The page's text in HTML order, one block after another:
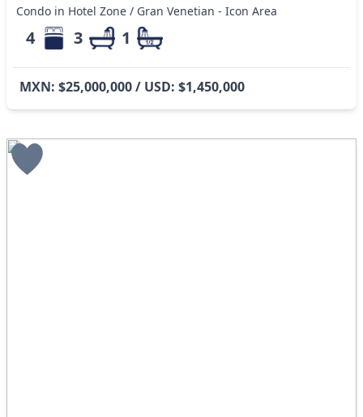
Condo in Hotel Zone / Gran Venetian - Icon Area
4 3 1
MXN: $25,000,000 / USD: $1,450,000